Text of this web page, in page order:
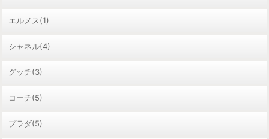
エルメス(1)
シャネル(4)
グッチ(3)
コーチ(5)
プラダ(5)